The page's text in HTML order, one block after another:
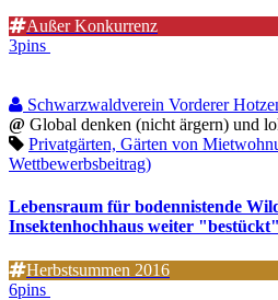
Außer Konkurrenz
3pins
Schwarzwaldverein Vorderer
@ Global denken (nicht ärgern) und
Privatgärten, Gärten von
Wettbewerbsbeitrag)
Lebensraum für bodennistende
Insektenhochhaus weiter "bestückt"
Herbstsummen 2016
6pins